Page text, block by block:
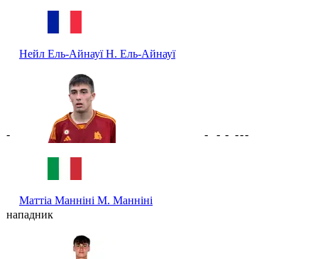
Нейл Ель-АйнауїН. Ель-Айнауї
-
Маттіа Манніні М. Манніні
- - - ---
нападник